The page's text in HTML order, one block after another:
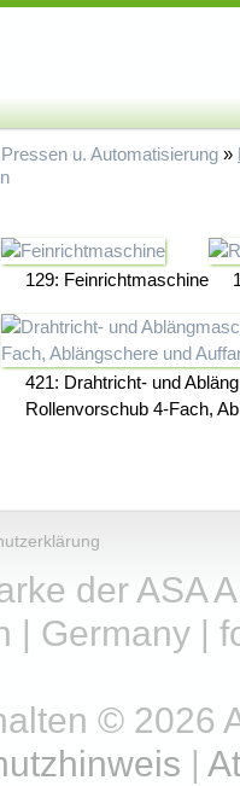
Pressen u. Automatisierung »
129: Feinrichtmaschine
421: Drahtricht- und
Rollenvorschub 4-Fach,
der ASA
| Germany |
© 2026
|